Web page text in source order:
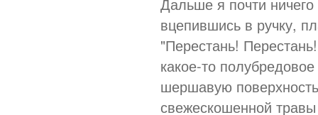
вцепившись в ручку,
"Перестань!
какое-то
шершавую
свежескошенной